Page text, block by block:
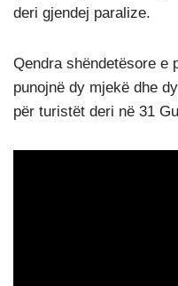
deri gjendej paralize.
Qendra shëndetësore e
punojnë dy mjekë dhe
për turistët deri në 31